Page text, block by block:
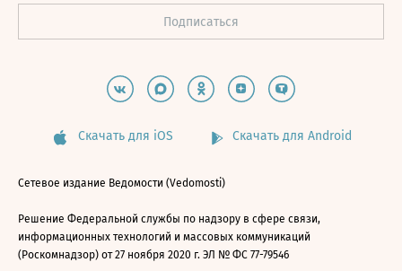
Скачать для iOS Скачать для Android
Сетевое издание Ведомости (Vedomosti)
Решение Федеральной службы по надзору в сфере связи,
информационных технологий и массовых коммуникаций
(Роскомнадзор) от 27 ноября 2020 г. ЭЛ № ФС 77-79546